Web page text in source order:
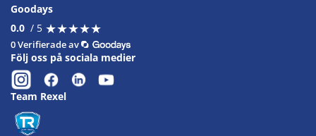
Goodays
0.0 / 5 ★★★★★
★★★★★
0 Verifierade av
Följ oss på sociala medier
Team Rexel